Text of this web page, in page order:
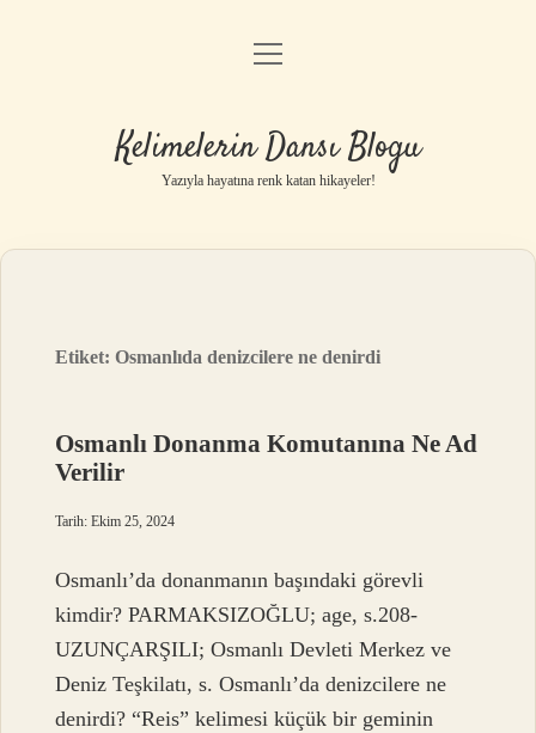
Anasayfa
Yasal Uyarı
menüyü
Kelimelerin Dansı Blogu
Yazıyla hayatına renk katan hikayeler!
Etiket:Osmanlıda denizcilere ne denirdi
Osmanlı Donanma Komutanına Ne Ad
Verilir
Tarih: Ekim 25, 2024
Osmanlı’da donanmanın başındaki görevli
kimdir? PARMAKSIZOĞLU; age, s.208-
UZUNÇARŞILI; Osmanlı Devleti Merkez ve
Deniz Teşkilatı, s. Osmanlı’da denizcilere ne
denirdi? “Reis” kelimesi küçük bir geminin